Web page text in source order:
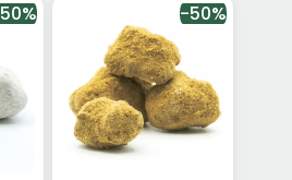
-50%